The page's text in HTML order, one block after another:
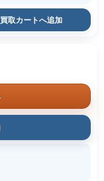
買取カートへ追加